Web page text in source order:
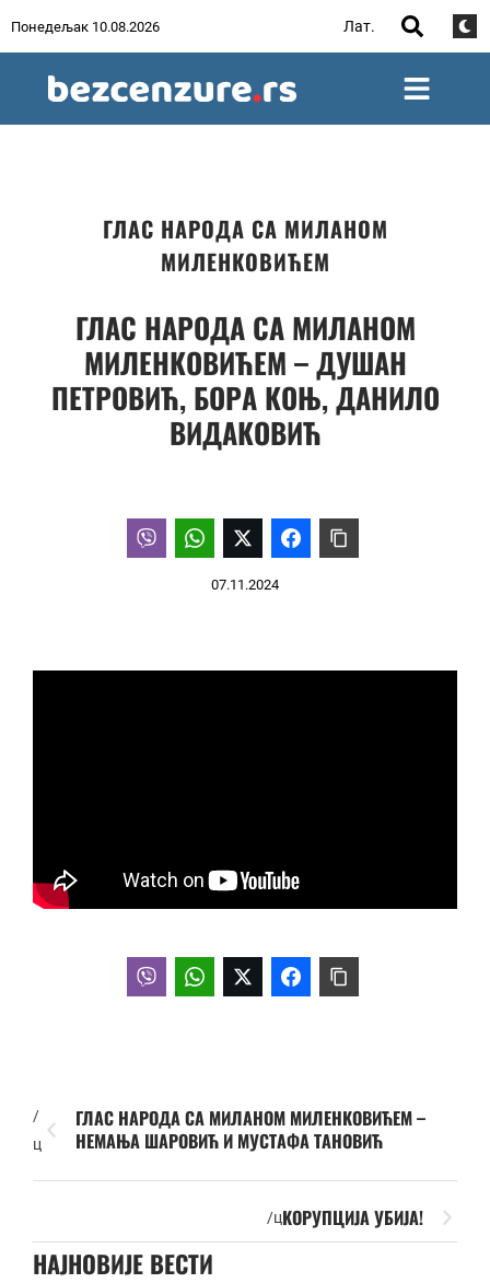
Понедељак 10.08.2026 Лат.
ГЛАС НАРОДА СА МИЛАНОМ
МИЛЕНКОВИЋЕМ
ГЛАС НАРОДА СА МИЛАНОМ
МИЛЕНКОВИЋЕМ – ДУШАН
ПЕТРОВИЋ, БОРА КОЊ, ДАНИЛО
ВИДАКОВИЋ
07.11.2024
/
ц
ГЛАС НАРОДА СА МИЛАНОМ МИЛЕНКОВИЋЕМ –
НЕМАЊА ШАРОВИЋ И МУСТАФА ТАНОВИЋ
/цКОРУПЦИЈА УБИЈА!
НАЈНОВИЈЕ ВЕСТИ